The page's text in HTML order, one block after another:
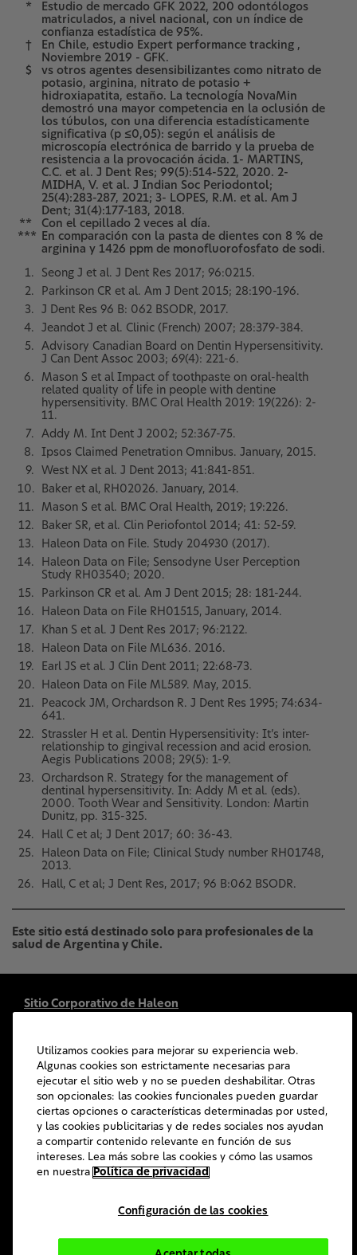
*
Estudio de mercado GFK 2022, 200 odontólogos
matriculados, a nivel nacional, con un índice de
confianza estadística de 95%.
†
En Chile, estudio Expert performance tracking ,
Noviembre 2019 - GFK.
$
vs otros agentes desensibilizantes como nitrato de
potasio, arginina, nitrato de potasio +
hidroxiapatita, estaño. La tecnología NovaMin
demostró una mayor competencia en la oclusión de
los túbulos, con una diferencia estadísticamente
significativa (p ≤0,05): según el análisis de
microscopía electrónica de barrido y la prueba de
resistencia a la provocación ácida. 1- MARTINS,
C.C. et al. J Dent Res; 99(5):514-522, 2020. 2-
MIDHA, V. et al. J Indian Soc Periodontol;
25(4):283-287, 2021; 3- LOPES, R.M. et al. Am J
Dent; 31(4):177-183, 2018.
**
Con el cepillado 2 veces al día.
***
En comparación con la pasta de dientes con 8 % de
arginina y 1426 ppm de monofluorofosfato de sodi.
Seong J et al. J Dent Res 2017; 96:0215.
Parkinson CR et al. Am J Dent 2015; 28:190-196.
J Dent Res 96 B: 062 BSODR, 2017.
Jeandot J et al. Clinic (French) 2007; 28:379-384.
Advisory Canadian Board on Dentin Hypersensitivity.
J Can Dent Assoc 2003; 69(4): 221-6.
Mason S et al Impact of toothpaste on oral-health
related quality of life in people with dentine
hypersensitivity. BMC Oral Health 2019: 19(226): 2-
11.
Addy M. Int Dent J 2002; 52:367-75.
Ipsos Claimed Penetration Omnibus. January, 2015.
West NX et al. J Dent 2013; 41:841-851.
Baker et al, RH02026. January, 2014.
Mason S et al. BMC Oral Health, 2019; 19:226.
Baker SR, et al. Clin Periofontol 2014; 41: 52-59.
Haleon Data on File. Study 204930 (2017).
Haleon Data on File; Sensodyne User Perception
Study RH03540; 2020.
Parkinson CR et al. Am J Dent 2015; 28: 181-244.
Haleon Data on File RH01515, January, 2014.
Khan S et al. J Dent Res 2017; 96:2122.
Haleon Data on File ML636. 2016.
Earl JS et al. J Clin Dent 2011; 22:68-73.
Haleon Data on File ML589. May, 2015.
Peacock JM, Orchardson R. J Dent Res 1995; 74:634-
641.
Strassler H et al. Dentin Hypersensitivity: It’s inter-
relationship to gingival recession and acid erosion.
Aegis Publications 2008; 29(5): 1-9.
Orchardson R. Strategy for the management of
dentinal hypersensitivity. In: Addy M et al. (eds).
2000. Tooth Wear and Sensitivity. London: Martin
Dunitz, pp. 315-325.
Hall C et al; J Dent 2017; 60: 36-43.
Haleon Data on File; Clinical Study number RH01748,
2013.
Hall, C et al; J Dent Res, 2017; 96 B:062 BSODR.
Este sitio está destinado solo para profesionales de la
salud de Argentina y Chile.
Sitio Corporativo de Haleon
Mapa del sitio
Accesibilidad
Términos de Uso
Aviso de Privacidad
Preguntas frecuentes
2026Haleon grupo de empresas o su licenciador. Todos los
derechos reservados.
Este sitio web es operado por Haleon Argentina S.A., Carlos
Utilizamos cookies para mejorar su experiencia web.
Algunas cookies son estrictamente necesarias para
ejecutar el sitio web y no se pueden deshabilitar. Otras
son opcionales: las cookies funcionales pueden guardar
ciertas opciones o características determinadas por usted,
y las cookies publicitarias y de redes sociales nos ayudan
a compartir contenido relevante en función de sus
intereses. Lea más sobre las cookies y cómo las usamos
en nuestra Política de privacidad
Configuración de las cookies